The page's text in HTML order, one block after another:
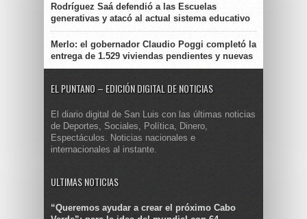
Rodríguez Saá defendió a las Escuelas
generativas y atacó al actual sistema educativo
Merlo: el gobernador Claudio Poggi completó la
entrega de 1.529 viviendas pendientes y nuevas
EL PUNTANO – EDICIÓN DIGITAL DE NOTICIAS
El diario digital de San Luis con las últimas noticias
de Deportes, Sociales, Política, Dinero,
Espectáculos. Noticias nacionales e
internacionales al instante.
ULTIMAS NOTICIAS
“Queremos ayudar a crear el próximo Cabo